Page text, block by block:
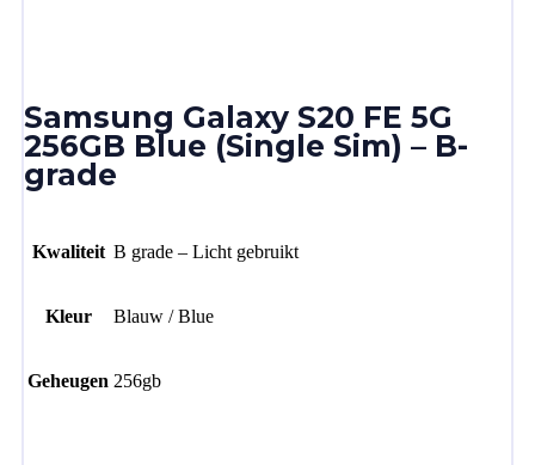
Samsung Galaxy S20 FE 5G
256GB Blue (Single Sim) – B-
grade
Kwaliteit B grade – Licht gebruikt
Kleur Blauw / Blue
Geheugen 256gb